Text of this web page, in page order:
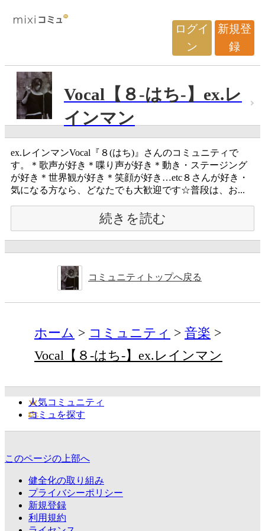
ログイ
ン
新規登
録
Vocal【８-はち-】ex.レ
インマン
ex.レインマンVocal『８(はち)』さんのコミュニティで
す。＊歌声が好き＊喋り声が好き＊動き・ステージング
が好き＊世界観が好き＊笑顔が好き…etc８さんが好き・
気になる方なら、どなたでも大歓迎です☆普段は、お...
続きを読む
コミュニティトップへ戻る
ホーム コミュニティ
音楽
Vocal【８-はち-】ex.レインマン
人気コミュニティ
コミュを探す
このページの上部へ
健全化の取り組み
プライバシーポリシー
新規登録
利用規約